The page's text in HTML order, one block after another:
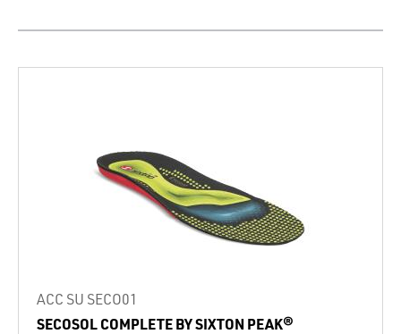
ACC SU SECO01
SECOSOL COMPLETE BY SIXTON PEAK®